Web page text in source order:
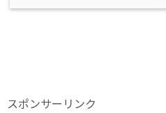
スポンサーリンク